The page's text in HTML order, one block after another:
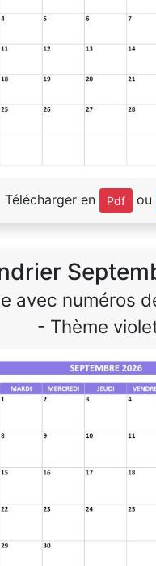
Télécharger en Pdf ou
avec numéros
- Thème